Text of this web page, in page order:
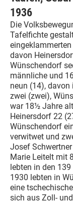
1936
Die
Tafelfichte
davon
Wünschendorf
männliche und
neun (14), davon
zwei (zwei),
war 18½ Jahre
Heinersdorf 22
Wünschendorf
verwitwet und
Josef
Marie Leitelt mit
lebten in den
1930 lebten in
eine
sich aus Zoll-